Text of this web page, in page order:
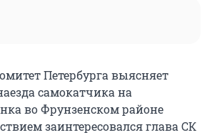
Петербурга выясняет
самокатчика на
во Фрунзенском районе
заинтересовался глава СК